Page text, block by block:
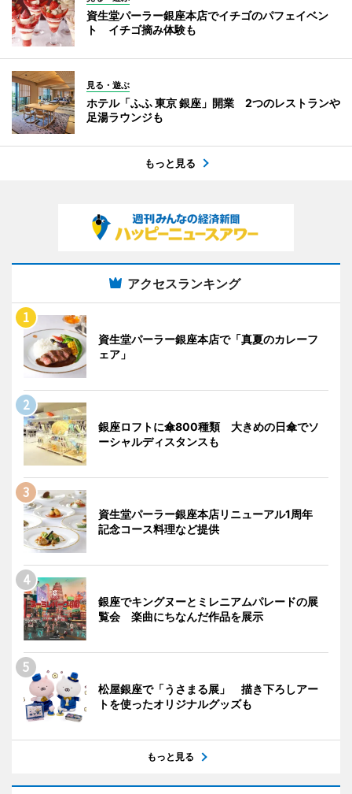
資生堂パーラー銀座本店でイチゴのパフェイベン
ト イチゴ摘み体験も
見る・遊ぶ
ホテル「ふふ 東京 銀座」開業 2つのレストランや
足湯ラウンジも
もっと見る
アクセスランキング
資生堂パーラー銀座本店で「真夏のカレーフ
ェア」
銀座ロフトに傘800種類 大きめの日傘でソ
ーシャルディスタンスも
資生堂パーラー銀座本店リニューアル1周年
記念コース料理など提供
銀座でキングヌーとミレニアムパレードの展
覧会 楽曲にちなんだ作品を展示
松屋銀座で「うさまる展」 描き下ろしアー
トを使ったオリジナルグッズも
もっと見る